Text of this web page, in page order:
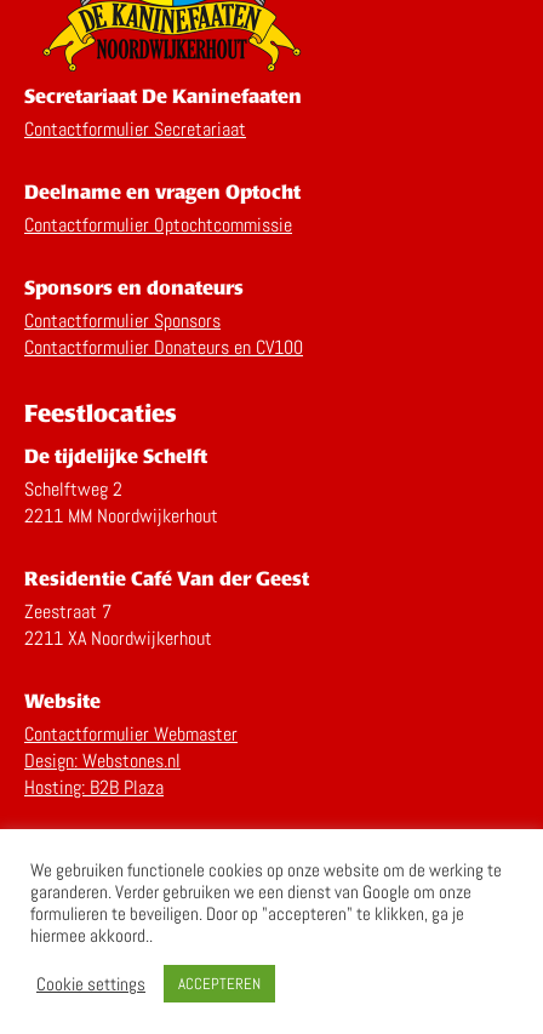
Secretariaat De Kaninefaaten
Contactformulier Secretariaat
Deelname en vragen Optocht
Contactformulier Optochtcommissie
Sponsors en donateurs
Contactformulier Sponsors
Contactformulier Donateurs en CV100
Feestlocaties
De tijdelijke Schelft
Schelftweg 2
2211 MM Noordwijkerhout
Residentie Café Van der Geest
Zeestraat 7
2211 XA Noordwijkerhout
Website
Contactformulier Webmaster
Design: Webstones.nl
Hosting: B2B Plaza
Disclaimer
We gebruiken functionele cookies op onze website om de werking te
garanderen. Verder gebruiken we een dienst van Google om onze
formulieren te beveiligen. Door op "accepteren" te klikken, ga je
hiermee akkoord..
Cookie settings ACCEPTEREN